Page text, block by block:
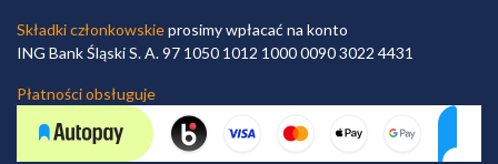
Składki członkowskieprosimy wpłacać na konto
ING Bank Śląski S. A. 97 1050 1012 1000 0090 3022 4431
Płatności obsługuje